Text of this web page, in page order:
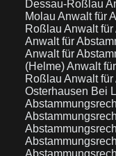
Dessau-Roßlau
Molau Anwalt für
Roßlau Anwalt für
Anwalt für
Anwalt für
(Helme)Anwalt
Roßlau Anwalt für
Osterhausen Bei